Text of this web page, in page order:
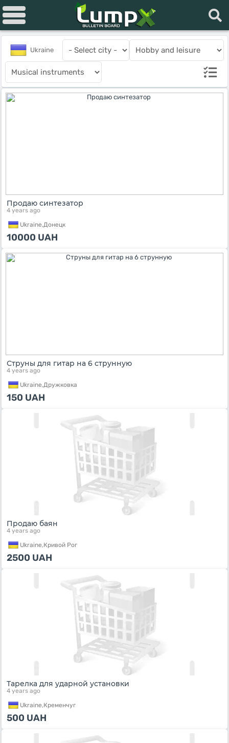
Ukraine
Продаю синтезатор
4 years ago
Ukraine,Донецк
10000 UAH
Струны для гитар на 6 струнную
4 years ago
Ukraine,Дружковка
150 UAH
Продаю баян
4 years ago
Ukraine,Кривой Рог
2500 UAH
Тарелка для ударной установки
4 years ago
Ukraine,Кременчуг
500 UAH